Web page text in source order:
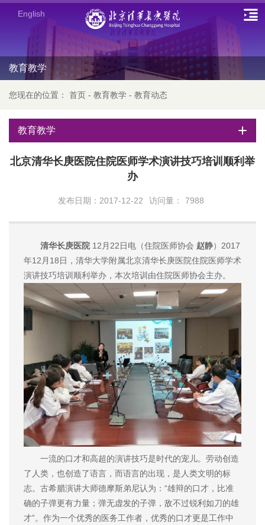
English
教育教学
您现在的位置： 首页 - 教育教学 - 教育动态
教育教学
北京清华长庚医院住院医师学术演讲技巧培训顺利举
办
发布日期：2017-12-22 访问量： 7988
清华长庚医院 12月22日电（住院医师协会 赵静）2017
年12月18日，清华大学附属北京清华长庚医院住院医师学术
演讲技巧培训顺利举办，本次培训由住院医师协会主办。
一流的口才和高超的演讲技巧是时代的宠儿。劳动创造
了人类，也创造了语言，而语言的出现，是人类文明的标
志。古希腊演讲大师德摩斯弟尼认为：“雄辩的口才，比准
确的子弹更有力量；弹无虚发的子弹，敌不过锐利如刀的雄
才”。作为一个优秀的医务工作者，优秀的口才更是工作中